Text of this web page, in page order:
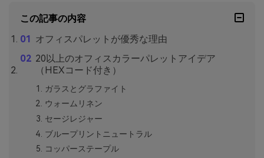
この記事の内容
オフィスパレットが優秀な理由
20以上のオフィスカラーパレットアイデア
（HEXコード付き）
ガラスとグラファイト
ウォームリネン
セージレジャー
ブループリントニュートラル
コッパーステープル